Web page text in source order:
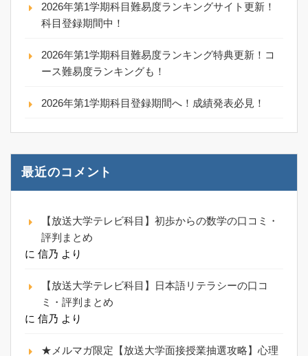
2026年第1学期科目難易度ランキングサイト更新！
科目登録期間中！
2026年第1学期科目難易度ランキング特典更新！コ
ース難易度ランキングも！
2026年第1学期科目登録期間へ！成績発表必見！
最近のコメント
【放送大学テレビ科目】初歩からの数学の口コミ・
評判まとめ
に 信乃 より
【放送大学テレビ科目】日本語リテラシーの口コ
ミ・評判まとめ
に 信乃 より
★メルマガ限定【放送大学面接授業抽選攻略】心理